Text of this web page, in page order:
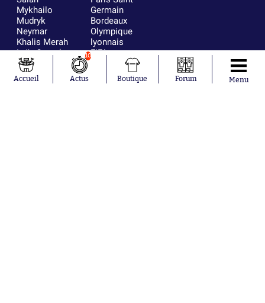
Mykhailo
Mudryk
Neymar
Khalis Merah
Loïs Openda
Moussa
Niakhaté
Nicolás
Germain
Bordeaux
Olympique
lyonnais
FIFA
Real Madrid
RC Strasbourg
AC Milan
Accueil
10
Actus Boutique Forum Menu